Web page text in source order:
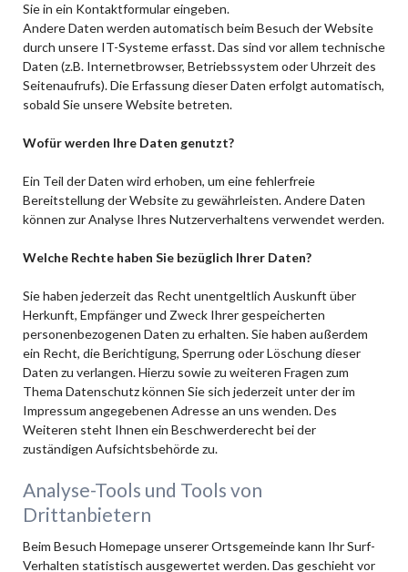
Sie in ein Kontaktformular eingeben.
Andere Daten werden automatisch beim Besuch der Website
durch unsere IT-Systeme erfasst. Das sind vor allem technische
Daten (z.B. Internetbrowser, Betriebssystem oder Uhrzeit des
Seitenaufrufs). Die Erfassung dieser Daten erfolgt automatisch,
sobald Sie unsere Website betreten.
Wofür werden Ihre Daten genutzt?
Ein Teil der Daten wird erhoben, um eine fehlerfreie
Bereitstellung der Website zu gewährleisten. Andere Daten
können zur Analyse Ihres Nutzerverhaltens verwendet werden.
Welche Rechte haben Sie bezüglich Ihrer Daten?
Sie haben jederzeit das Recht unentgeltlich Auskunft über
Herkunft, Empfänger und Zweck Ihrer gespeicherten
personenbezogenen Daten zu erhalten. Sie haben außerdem
ein Recht, die Berichtigung, Sperrung oder Löschung dieser
Daten zu verlangen. Hierzu sowie zu weiteren Fragen zum
Thema Datenschutz können Sie sich jederzeit unter der im
Impressum angegebenen Adresse an uns wenden. Des
Weiteren steht Ihnen ein Beschwerderecht bei der
zuständigen Aufsichtsbehörde zu.
Analyse-Tools und Tools von
Drittanbietern
Beim Besuch Homepage unserer Ortsgemeinde kann Ihr Surf-
Verhalten statistisch ausgewertet werden. Das geschieht vor